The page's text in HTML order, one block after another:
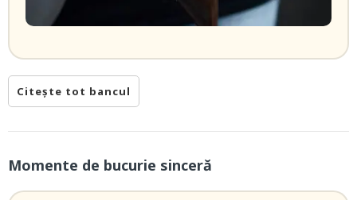
Citește tot bancul
Momente de bucurie sinceră